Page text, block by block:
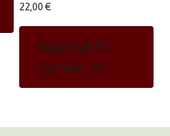
22,00 €
Aggiungi Al
Carrello